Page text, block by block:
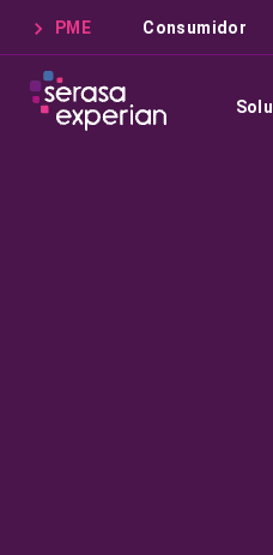
PME Consumidor